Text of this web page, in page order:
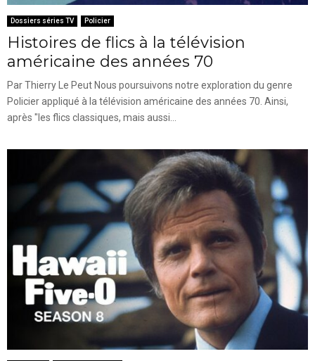
Dossiers séries TV Policier
Histoires de flics à la télévision
américaine des années 70
Par Thierry Le Peut Nous poursuivons notre exploration du genre
Policier appliqué à la télévision américaine des années 70. Ainsi,
après "les flics classiques, mais aussi...